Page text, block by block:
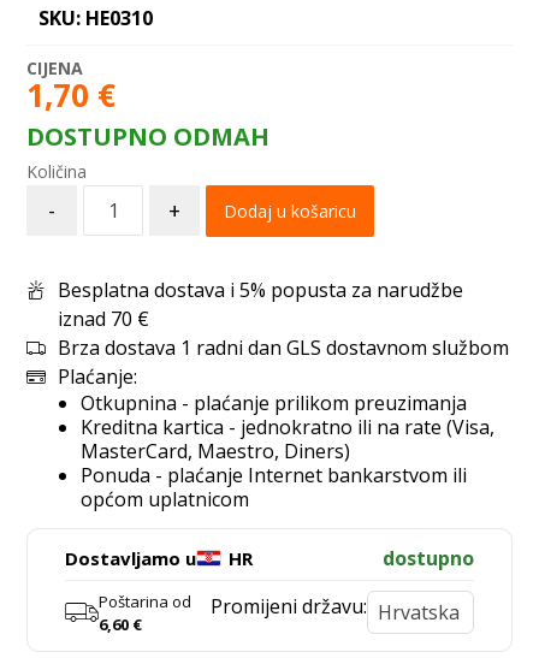
SKU: HE0310
1,70 €
DOSTUPNO ODMAH
- + Dodaj u košaricu
Besplatna dostava i 5% popusta za narudžbe
iznad 70 €
Brza dostava 1 radni dan GLS dostavnom službom
Plaćanje:
Otkupnina - plaćanje prilikom preuzimanja
Kreditna kartica - jednokratno ili na rate (Visa,
MasterCard, Maestro, Diners)
Ponuda - plaćanje Internet bankarstvom ili
općom uplatnicom
Dostavljamo u HR dostupno
Poštarina od
6,60 €
Promijeni državu: